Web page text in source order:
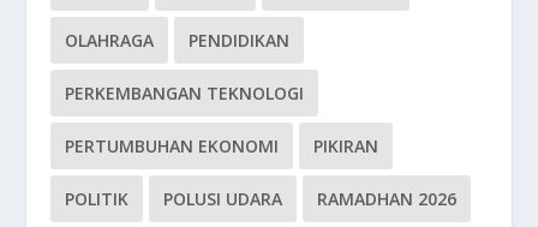
OLAHRAGA PENDIDIKAN
PERKEMBANGAN TEKNOLOGI
PERTUMBUHAN EKONOMI PIKIRAN
POLITIK POLUSI UDARA RAMADHAN 2026